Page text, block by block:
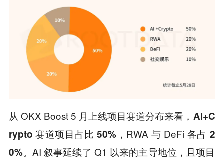
从 OKX Boost 5 月上线项目赛道分布来看， AI+C
rypto 赛道项目占比50% ，RWA 与 DeFi 各占 2
0%。AI 叙事延续了 Q1 以来的主导地位，且项目